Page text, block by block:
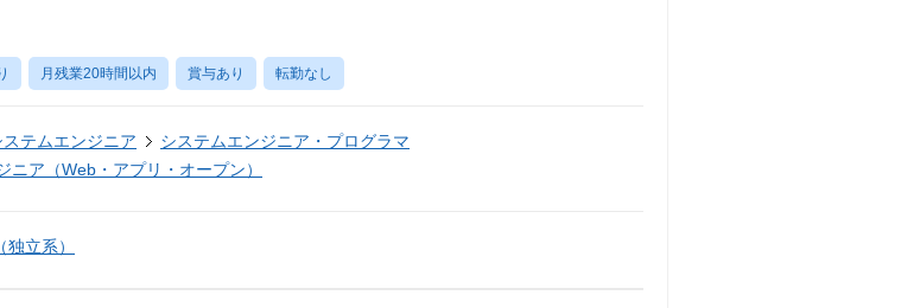
月残業20時間以内 賞与あり 転勤なし
テムエンジニア
システムエンジニア・プログラマ
ニア（Web・アプリ・オープン）
独立系）